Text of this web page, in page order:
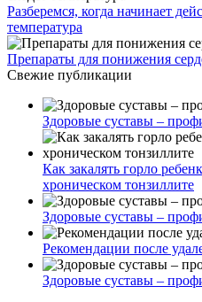
Разберемся, когда начинает
температура
Препараты для понижения
Свежие публикации
Здоровые суставы –
Как закалять горло
хроническом тонзиллите
Здоровые суставы –
Рекомендации после
Здоровые суставы –